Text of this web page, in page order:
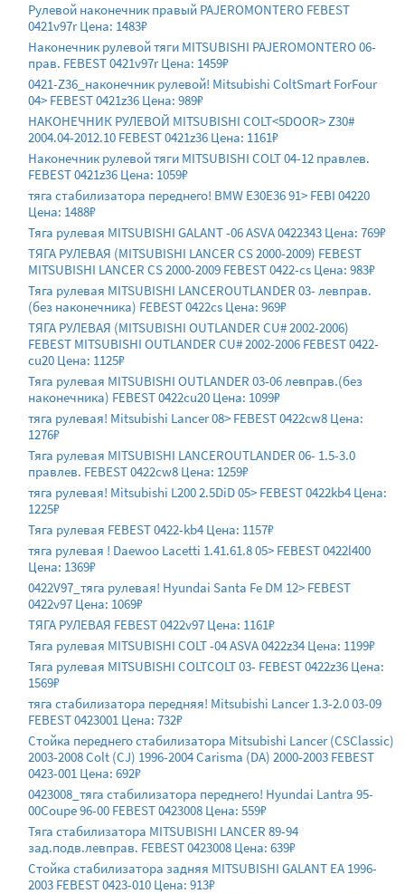
Рулевой наконечник правый PAJEROMONTERO FEBEST
0421v97r Цена: 1483₽
Наконечник рулевой тяги MITSUBISHI PAJEROMONTERO 06-
прав. FEBEST 0421v97r Цена: 1459₽
0421-Z36_наконечник рулевой! Mitsubishi ColtSmart ForFour
04> FEBEST 0421z36 Цена: 989₽
НАКОНЕЧНИК РУЛЕВОЙ MITSUBISHI COLT<5DOOR> Z30#
2004.04-2012.10 FEBEST 0421z36 Цена: 1161₽
Наконечник рулевой тяги MITSUBISHI COLT 04-12 правлев.
FEBEST 0421z36 Цена: 1059₽
тяга стабилизатора переднего! BMW E30E36 91> FEBI 04220
Цена: 1488₽
Тяга рулевая MITSUBISHI GALANT -06 ASVA 0422343 Цена: 769₽
ТЯГА РУЛЕВАЯ (MITSUBISHI LANCER CS 2000-2009) FEBEST
MITSUBISHI LANCER CS 2000-2009 FEBEST 0422-cs Цена: 983₽
Тяга рулевая MITSUBISHI LANCEROUTLANDER 03- левправ.
(без наконечника) FEBEST 0422cs Цена: 969₽
ТЯГА РУЛЕВАЯ (MITSUBISHI OUTLANDER CU# 2002-2006)
FEBEST MITSUBISHI OUTLANDER CU# 2002-2006 FEBEST 0422-
cu20 Цена: 1125₽
Тяга рулевая MITSUBISHI OUTLANDER 03-06 левправ.(без
наконечника) FEBEST 0422cu20 Цена: 1099₽
тяга рулевая! Mitsubishi Lancer 08> FEBEST 0422cw8 Цена:
1276₽
Тяга рулевая MITSUBISHI LANCEROUTLANDER 06- 1.5-3.0
правлев. FEBEST 0422cw8 Цена: 1259₽
тяга рулевая! Mitsubishi L200 2.5DiD 05> FEBEST 0422kb4 Цена:
1225₽
Тяга рулевая FEBEST 0422-kb4 Цена: 1157₽
тяга рулевая ! Daewoo Lacetti 1.41.61.8 05> FEBEST 0422l400
Цена: 1369₽
0422V97_тяга рулевая! Hyundai Santa Fe DM 12> FEBEST
0422v97 Цена: 1069₽
ТЯГА РУЛЕВАЯ FEBEST 0422v97 Цена: 1161₽
Тяга рулевая MITSUBISHI COLT -04 ASVA 0422z34 Цена: 1199₽
Тяга рулевая MITSUBISHI COLTCOLT 03- FEBEST 0422z36 Цена:
1569₽
тяга стабилизатора передняя! Mitsubishi Lancer 1.3-2.0 03-09
FEBEST 0423001 Цена: 732₽
Стойка переднего стабилизатора Mitsubishi Lancer (CSClassic)
2003-2008 Colt (CJ) 1996-2004 Carisma (DA) 2000-2003 FEBEST
0423-001 Цена: 692₽
0423008_тяга стабилизатора переднего! Hyundai Lantra 95-
00Coupe 96-00 FEBEST 0423008 Цена: 559₽
Тяга стабилизатора MITSUBISHI LANCER 89-94
зад.подв.левправ. FEBEST 0423008 Цена: 639₽
Стойка стабилизатора задняя MITSUBISHI GALANT EA 1996-
2003 FEBEST 0423-010 Цена: 913₽